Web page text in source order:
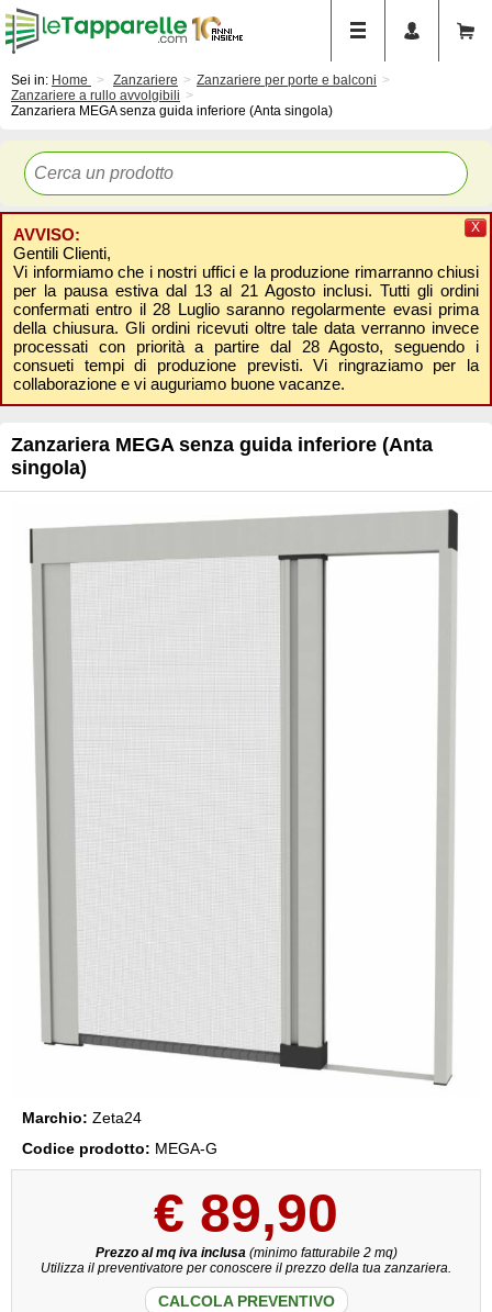
Sei in: Home Zanzariere
Zanzariere per porte e balconi
Zanzariere a rullo avvolgibili
Zanzariera MEGA senza guida inferiore (Anta singola)
AVVISO:
Gentili Clienti,
Vi informiamo che i nostri uffici e la produzione rimarranno chiusi
per la pausa estiva dal 13 al 21 Agosto inclusi. Tutti gli ordini
confermati entro il 28 Luglio saranno regolarmente evasi prima
della chiusura. Gli ordini ricevuti oltre tale data verranno invece
processati con priorità a partire dal 28 Agosto, seguendo i
consueti tempi di produzione previsti. Vi ringraziamo per la
collaborazione e vi auguriamo buone vacanze.
X
Zanzariera MEGA senza guida inferiore (Anta
singola)
Marchio: Zeta24
Codice prodotto: MEGA-G
€ 89,90
Prezzo al mq iva inclusa(minimo fatturabile 2 mq)
Utilizza il preventivatore per conoscere il prezzo della tua zanzariera.
CALCOLA PREVENTIVO